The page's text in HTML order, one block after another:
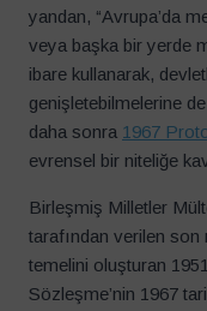
yandan, “Avrupa’da
veya başka bir yerde
ibare kullanarak,
genişletebilmelerine
daha sonra 1967
evrensel bir niteliğe
Birleşmiş Milletler
tarafından verilen
temelini oluşturan
Sözleşme’nin 1967